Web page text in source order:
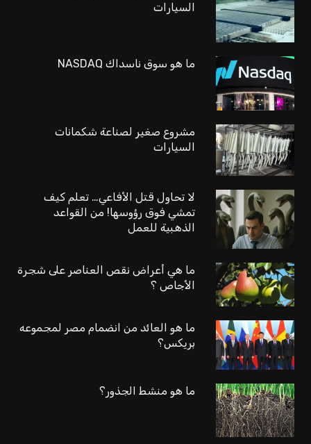
السيارات
ما هو سوق ناسداك NASDAQ
مشروع صغير لصناعة شكمانات
السيارات
لا تحاول قتل الأفاعي… تعلم كيف
تمشي فوق رؤوسها! من القواعد
الذهبية للعمل
ما هي أعراض نقص العناصر على شجرة
الأجاص ؟
ما هو العائد من انضمام مصر لمجموعه
بريكس؟
ما هو منشط الجذور؟